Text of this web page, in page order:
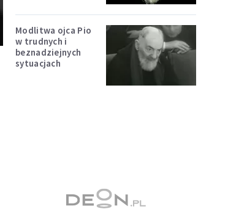
Modlitwa ojca Pio
w trudnych i
beznadziejnych
sytuacjach